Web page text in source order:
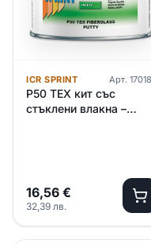
ICR SPRINT Арт.
P50 TEX кит със
стъклени влакна –
16,56 €
32,39 лв.